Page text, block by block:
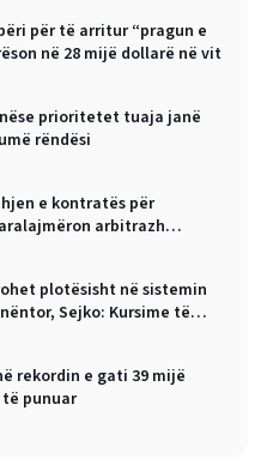
për të arritur “pragun e
në 28 mijë dollarë në vit
prioritetet tuaja janë
rëndësi
e kontratës për
arbitrazh
plotësisht në sistemin
Sejko: Kursime të
rekordin e gati 39 mijë
punuar